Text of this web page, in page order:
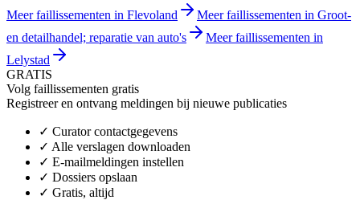
Meer faillissementen in Flevoland
Meer faillissementen in Groot-
en detailhandel; reparatie van auto's
Meer faillissementen in
Lelystad
GRATIS
Volg faillissementen gratis
Registreer en ontvang meldingen bij nieuwe publicaties
✓ Curator contactgegevens
✓ Alle verslagen downloaden
✓ E-mailmeldingen instellen
✓ Dossiers opslaan
✓ Gratis, altijd